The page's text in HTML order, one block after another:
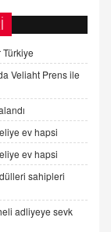
dijital hukukun
Veliaht Prens ile
ev hapsi
ev hapsi
sahipleri
adliyeye sevk